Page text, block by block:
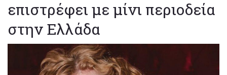
επιστρέφει με μίνι περιοδεία
στην Ελλάδα